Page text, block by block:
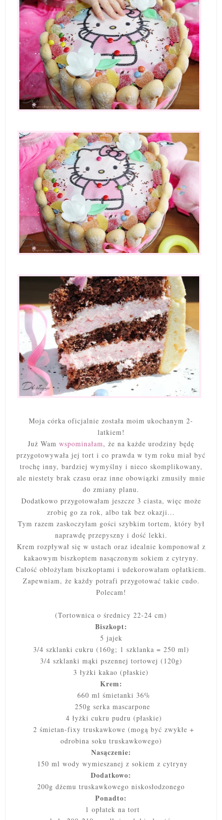
Moja córka oficjalnie została moim ukochanym 2-
latkiem!
Już Wam wspominałam, że na każde urodziny będę
przygotowywała jej tort i co prawda w tym roku miał być
trochę inny, bardziej wymyślny i nieco skomplikowany,
ale niestety brak czasu oraz inne obowiązki zmusiły mnie
do zmiany planu.
Dodatkowo przygotowałam jeszcze 3 ciasta, więc może
zrobię go za rok, albo tak bez okazji...
Tym razem zaskoczyłam gości szybkim tortem, który był
naprawdę przepyszny i dość lekki.
Krem rozpływał się w ustach oraz idealnie komponował z
kakaowym biszkoptem nasączonym sokiem z cytryny.
Całość obłożyłam biszkoptami i udekorowałam opłatkiem.
Zapewniam, że każdy potrafi przygotować takie cudo.
Polecam!
(Tortownica o średnicy 22-24 cm)
Biszkopt:
5 jajek
3/4 szklanki cukru (160g; 1 szklanka = 250 ml)
3/4 szklanki mąki pszennej tortowej (120g)
3 łyżki kakao (płaskie)
Krem:
660 ml śmietanki 36%
250g serka mascarpone
4 łyżki cukru pudru (płaskie)
2 śmietan-fixy truskawkowe (mogą być zwykłe +
odrobina soku truskawkowego)
Nasączenie:
150 ml wody wymieszanej z sokiem z cytryny
Dodatkowo:
200g dżemu truskawkowego niskosłodzonego
Ponadto:
1 opłatek na tort